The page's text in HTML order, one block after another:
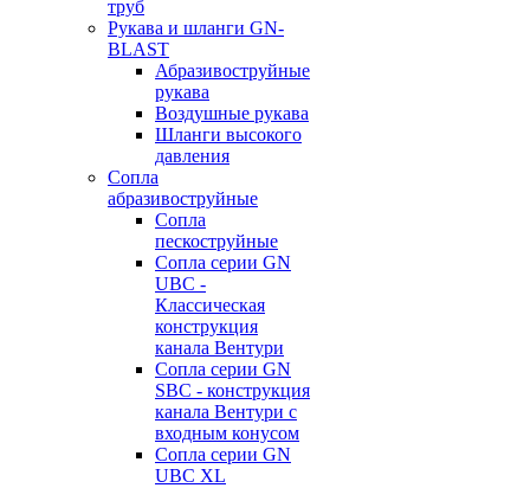
труб
Рукава и шланги GN-
BLAST
Абразивоструйные
рукава
Воздушные рукава
Шланги высокого
давления
Сопла
абразивоструйные
Сопла
пескоструйные
Сопла серии GN
UBC -
Классическая
конструкция
канала Вентури
Сопла серии GN
SBC - конструкция
канала Вентури c
входным конусом
Сопла серии GN
UBC XL